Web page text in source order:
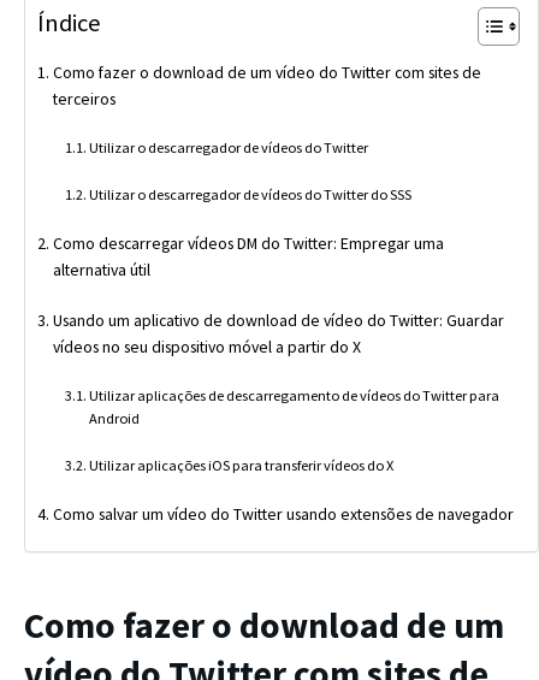
Índice
Como fazer o download de um vídeo do Twitter com sites de
terceiros
Utilizar o descarregador de vídeos do Twitter
Utilizar o descarregador de vídeos do Twitter do SSS
Como descarregar vídeos DM do Twitter: Empregar uma
alternativa útil
Usando um aplicativo de download de vídeo do Twitter: Guardar
vídeos no seu dispositivo móvel a partir do X
Utilizar aplicações de descarregamento de vídeos do Twitter para
Android
Utilizar aplicações iOS para transferir vídeos do X
Como salvar um vídeo do Twitter usando extensões de navegador
Como fazer o download de um